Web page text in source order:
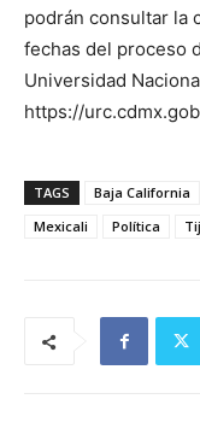
podrán consultar la
fechas del proceso
Universidad
https://
TAGS Baja California
Mexicali
Política